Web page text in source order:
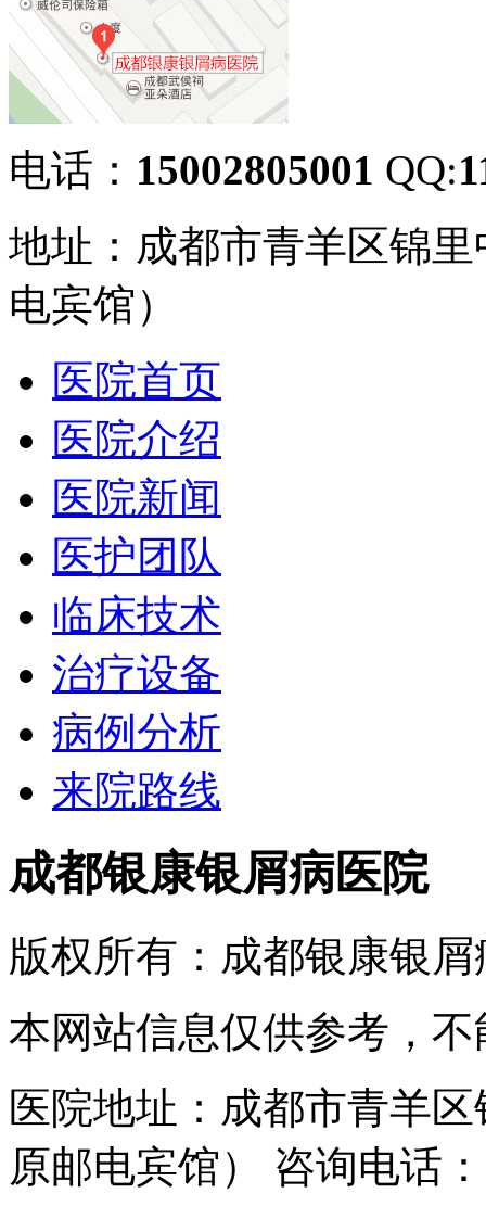
电话： 15002805001 QQ:
地址：成都市青羊区锦
电宾馆）
医院首页
医院介绍
医院新闻
医护团队
临床技术
治疗设备
病例分析
来院路线
成都银康银屑病医院
版权所有：成都银康银
本网站信息仅供参考，
医院地址：成都市青羊
原邮电宾馆） 咨询电话